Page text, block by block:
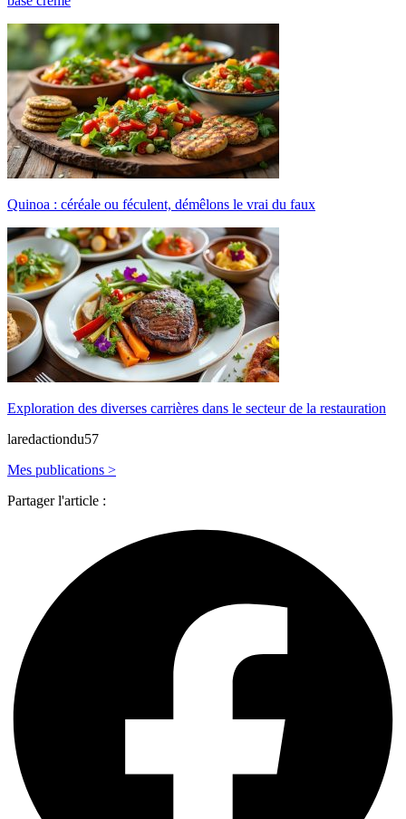
Quinoa : céréale ou féculent, démêlons le vrai du faux
Exploration des diverses carrières dans le secteur de la restauration
laredactiondu57
Mes publications >
Partager l'article :